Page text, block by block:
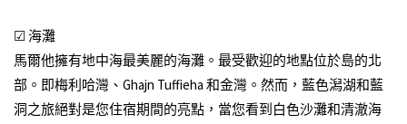
☑ 海灘
馬爾他擁有地中海最美麗的海灘。最受歡迎的地點位於島的北
部。即梅利哈灣、Ghajn Tuffieha 和金灣。然而，藍色潟湖和藍
洞之旅絕對是您住宿期間的亮點，當您看到白色沙灘和清澈海